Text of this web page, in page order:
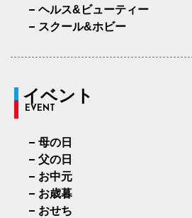
ヘルス&ビューティー
スクール&ホビー
イベント
EVENT
母の日
父の日
お中元
お歳暮
おせち